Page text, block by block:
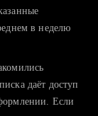
поднимаете
шансы
в неделю
даёт доступ
Если